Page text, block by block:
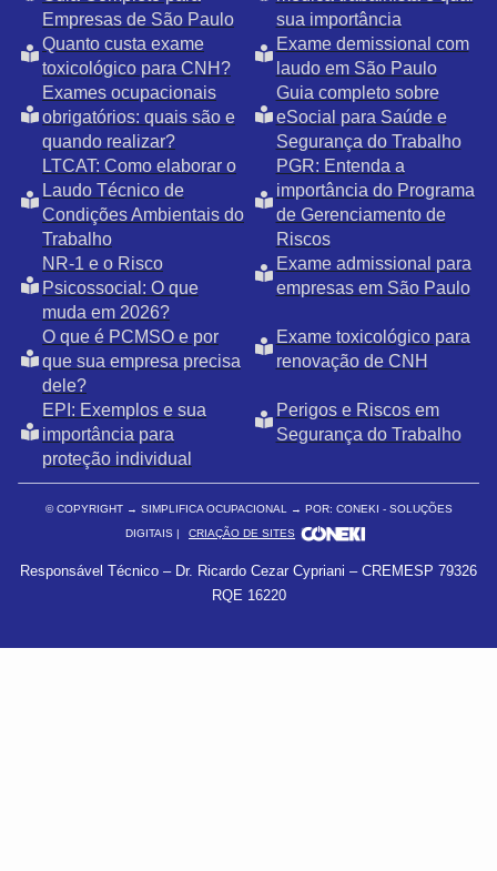
Empresas de São Paulo
sua importância
Quanto custa exame
toxicológico para CNH?
Exame demissional com
laudo em São Paulo
Exames ocupacionais
obrigatórios: quais são e
quando realizar?
Guia completo sobre
eSocial para Saúde e
Segurança do Trabalho
LTCAT: Como elaborar o
Laudo Técnico de
Condições Ambientais do
Trabalho
PGR: Entenda a
importância do Programa
de Gerenciamento de
Riscos
NR-1 e o Risco
Psicossocial: O que
muda em 2026?
Exame admissional para
empresas em São Paulo
O que é PCMSO e por
que sua empresa precisa
dele?
Exame toxicológico para
renovação de CNH
EPI: Exemplos e sua
importância para
proteção individual
Perigos e Riscos em
Segurança do Trabalho
© COPYRIGHT → SIMPLIFICA OCUPACIONAL → POR: CONEKI - SOLUÇÕES
DIGITAIS |
CRIAÇÃO DE SITES
Responsável Técnico – Dr. Ricardo Cezar Cypriani – CREMESP 79326
RQE 16220